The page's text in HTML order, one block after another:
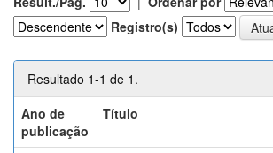
Registro(s)
Resultado 1-1 de 1.
Ano de
publicação
Título